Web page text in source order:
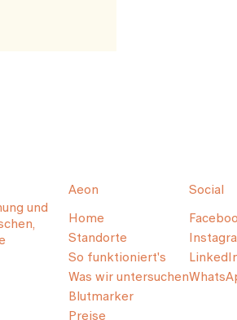
und
Aeon
Home
Standorte
So funktioniert's
Was wir untersuchen
Blutmarker
Preise
Social